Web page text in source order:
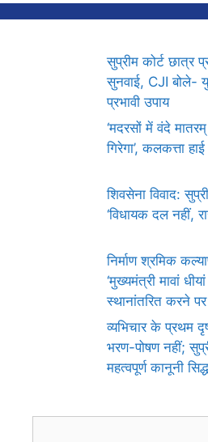
सुप्रीम कोर्ट छात्र
सुनवाई, CJI बोले-
प्रभावी उपाय
‘मदरसों में वंदे
गिरेगा’, कलकत्ता
शिवसेना विवाद:
‘विधायक दल नहीं,
निर्माण श्रमिक
‘मुख्यमंत्री मावां
स्थानांतरित करने
व्यभिचार के प्रथम
भरण-पोषण नहीं;
महत्वपूर्ण कानूनी